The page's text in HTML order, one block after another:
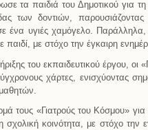
τα παιδιά του Δημοτικού για τη
των δοντιών,
ένα υγιές χαμόγελο. Παράλληλα,
παιδί, με στόχο την έγκαιρη
του εκπαιδευτικού έργου, οι
χάρτες, ενισχύοντας
τους «Γιατρούς του Κόσμου»
σχολική κοινότητα, με στόχο